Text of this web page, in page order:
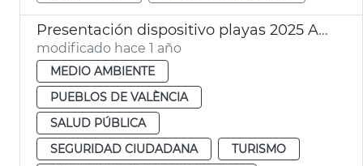
Presentación dispositivo playas 2025 Ayuntamiento València
modificado hace 1 año
MEDIO AMBIENTE
PUEBLOS DE VALÈNCIA
SALUD PÚBLICA
SEGURIDAD CIUDADANA
TURISMO